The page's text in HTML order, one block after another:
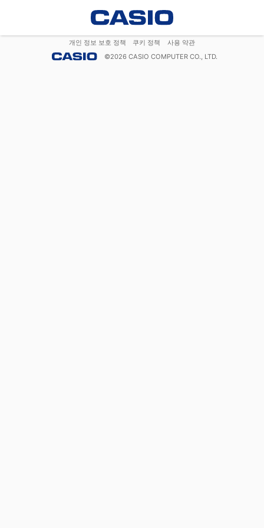
개인 정보 보호 정책 쿠키 정책
사용 약관
©2026 CASIO COMPUTER CO., LTD.